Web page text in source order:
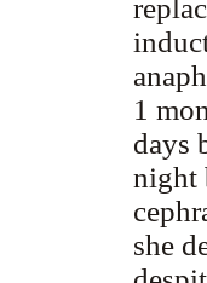
1
days
night
she